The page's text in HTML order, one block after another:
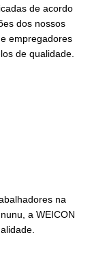
de acordo
dos nossos
empregadores
de qualidade.
na
a WEICON